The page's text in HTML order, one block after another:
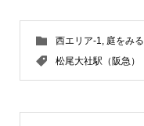
西エリア-1 庭をみる
松尾大社駅（阪急）